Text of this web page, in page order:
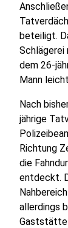
beteiligt.
dem 26-
Mann
Nach
jährige
Richtung
die
entdeckt.
allerdings
Gaststätte